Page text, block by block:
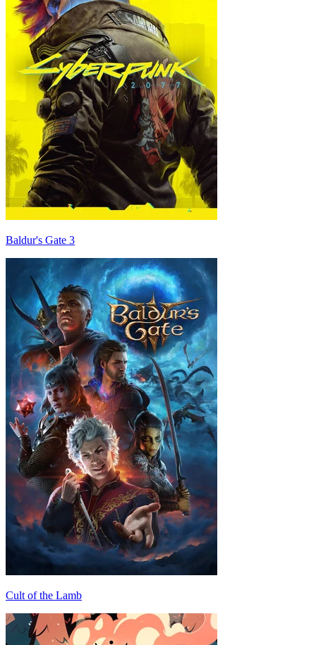
Baldur's Gate 3
Cult of the Lamb